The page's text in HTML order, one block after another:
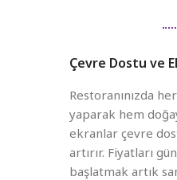
Çevre Dostu ve
Restoranınızda
yaparak hem
ekranlar çevre
artırır. Fiyatları
başlatmak artık